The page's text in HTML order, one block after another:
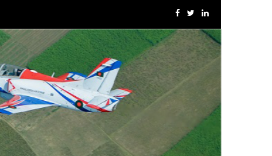
এক্সারসাইজ টাইগার লাইটনিং-২০২৬ এর উদ্বোধনী অনুষ্ঠান